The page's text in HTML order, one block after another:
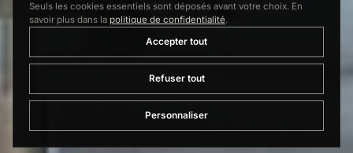
Seuls les cookies essentiels sont déposés avant votre choix. En
savoir plus dans la politique de confidentialité.
Accepter tout
Refuser tout
Personnaliser